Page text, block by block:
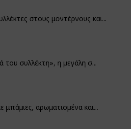
στους μοντέρνους και...
του συλλέκτη», η μεγάλη σ...
μπάμιες, αρωματισμένα και...